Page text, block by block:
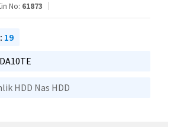
No: 61873
19
HDD Nas HDD